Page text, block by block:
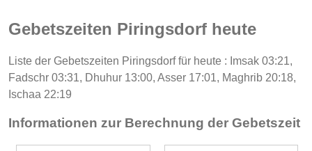
Gebetszeiten Piringsdorf heute
Liste der Gebetszeiten Piringsdorf für heute : Imsak 03:21,
Fadschr 03:31, Dhuhur 13:00, Asser 17:01, Maghrib 20:18,
Ischaa 22:19
Informationen zur Berechnung der Gebetszeit